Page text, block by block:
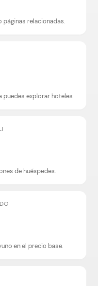
páginas relacionadas.
puedes explorar hoteles.
de huéspedes.
en el precio base.